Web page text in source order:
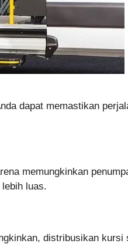
dapat memastikan
memungkinkan
luas.
distribusikan